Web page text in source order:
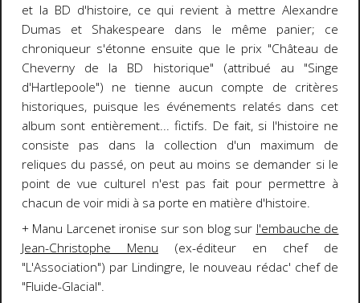
et la BD d'histoire, ce qui revient à mettre Alexandre
Dumas et Shakespeare dans le même panier; ce
chroniqueur s'étonne ensuite que le prix "Château de
Cheverny de la BD historique" (attribué au "Singe
d'Hartlepoole") ne tienne aucun compte de critères
historiques, puisque les événements relatés dans cet
album sont entièrement... fictifs. De fait, si l'histoire ne
consiste pas dans la collection d'un maximum de
reliques du passé, on peut au moins se demander si le
point de vue culturel n'est pas fait pour permettre à
chacun de voir midi à sa porte en matière d'histoire.
+ Manu Larcenet ironise sur son blog sur l'embauche de
Jean-Christophe Menu (ex-éditeur en chef de
"L'Association") par Lindingre, le nouveau rédac' chef de
"Fluide-Glacial".